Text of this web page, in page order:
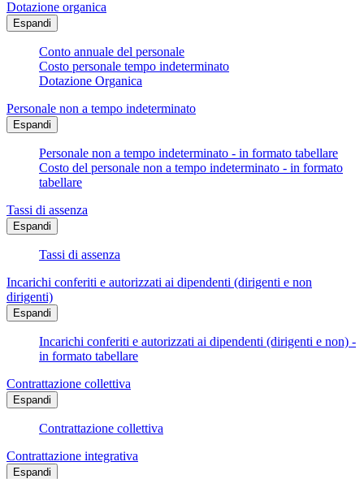
Dotazione organica
Espandi
Conto annuale del personale
Costo personale tempo indeterminato
Dotazione Organica
Personale non a tempo indeterminato
Espandi
Personale non a tempo indeterminato - in formato tabellare
Costo del personale non a tempo indeterminato - in formato
tabellare
Tassi di assenza
Espandi
Tassi di assenza
Incarichi conferiti e autorizzati ai dipendenti (dirigenti e non
dirigenti)
Espandi
Incarichi conferiti e autorizzati ai dipendenti (dirigenti e non) -
in formato tabellare
Contrattazione collettiva
Espandi
Contrattazione collettiva
Contrattazione integrativa
Espandi